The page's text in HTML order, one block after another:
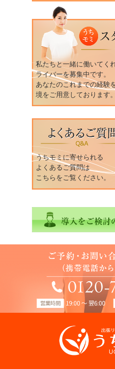
私たちと一緒に働いてく
ライバーを募集中です。
あなたのこれまでの経験
境をご用意しております。
うちモミに寄せられる
よくあるご質問は
こちらをご覧ください。